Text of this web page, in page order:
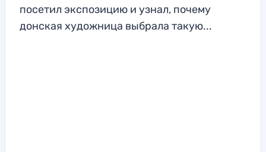
посетил экспозицию и узнал, почему
донская художница выбрала такую...